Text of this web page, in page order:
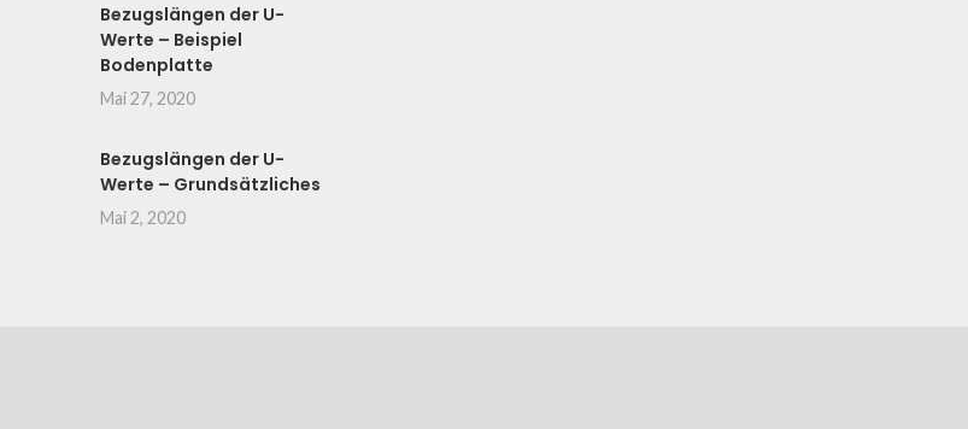
Bezugslängen der U-
Werte – Beispiel
Bodenplatte
Mai 27, 2020
Bezugslängen der U-
Werte – Grundsätzliches
Mai 2, 2020